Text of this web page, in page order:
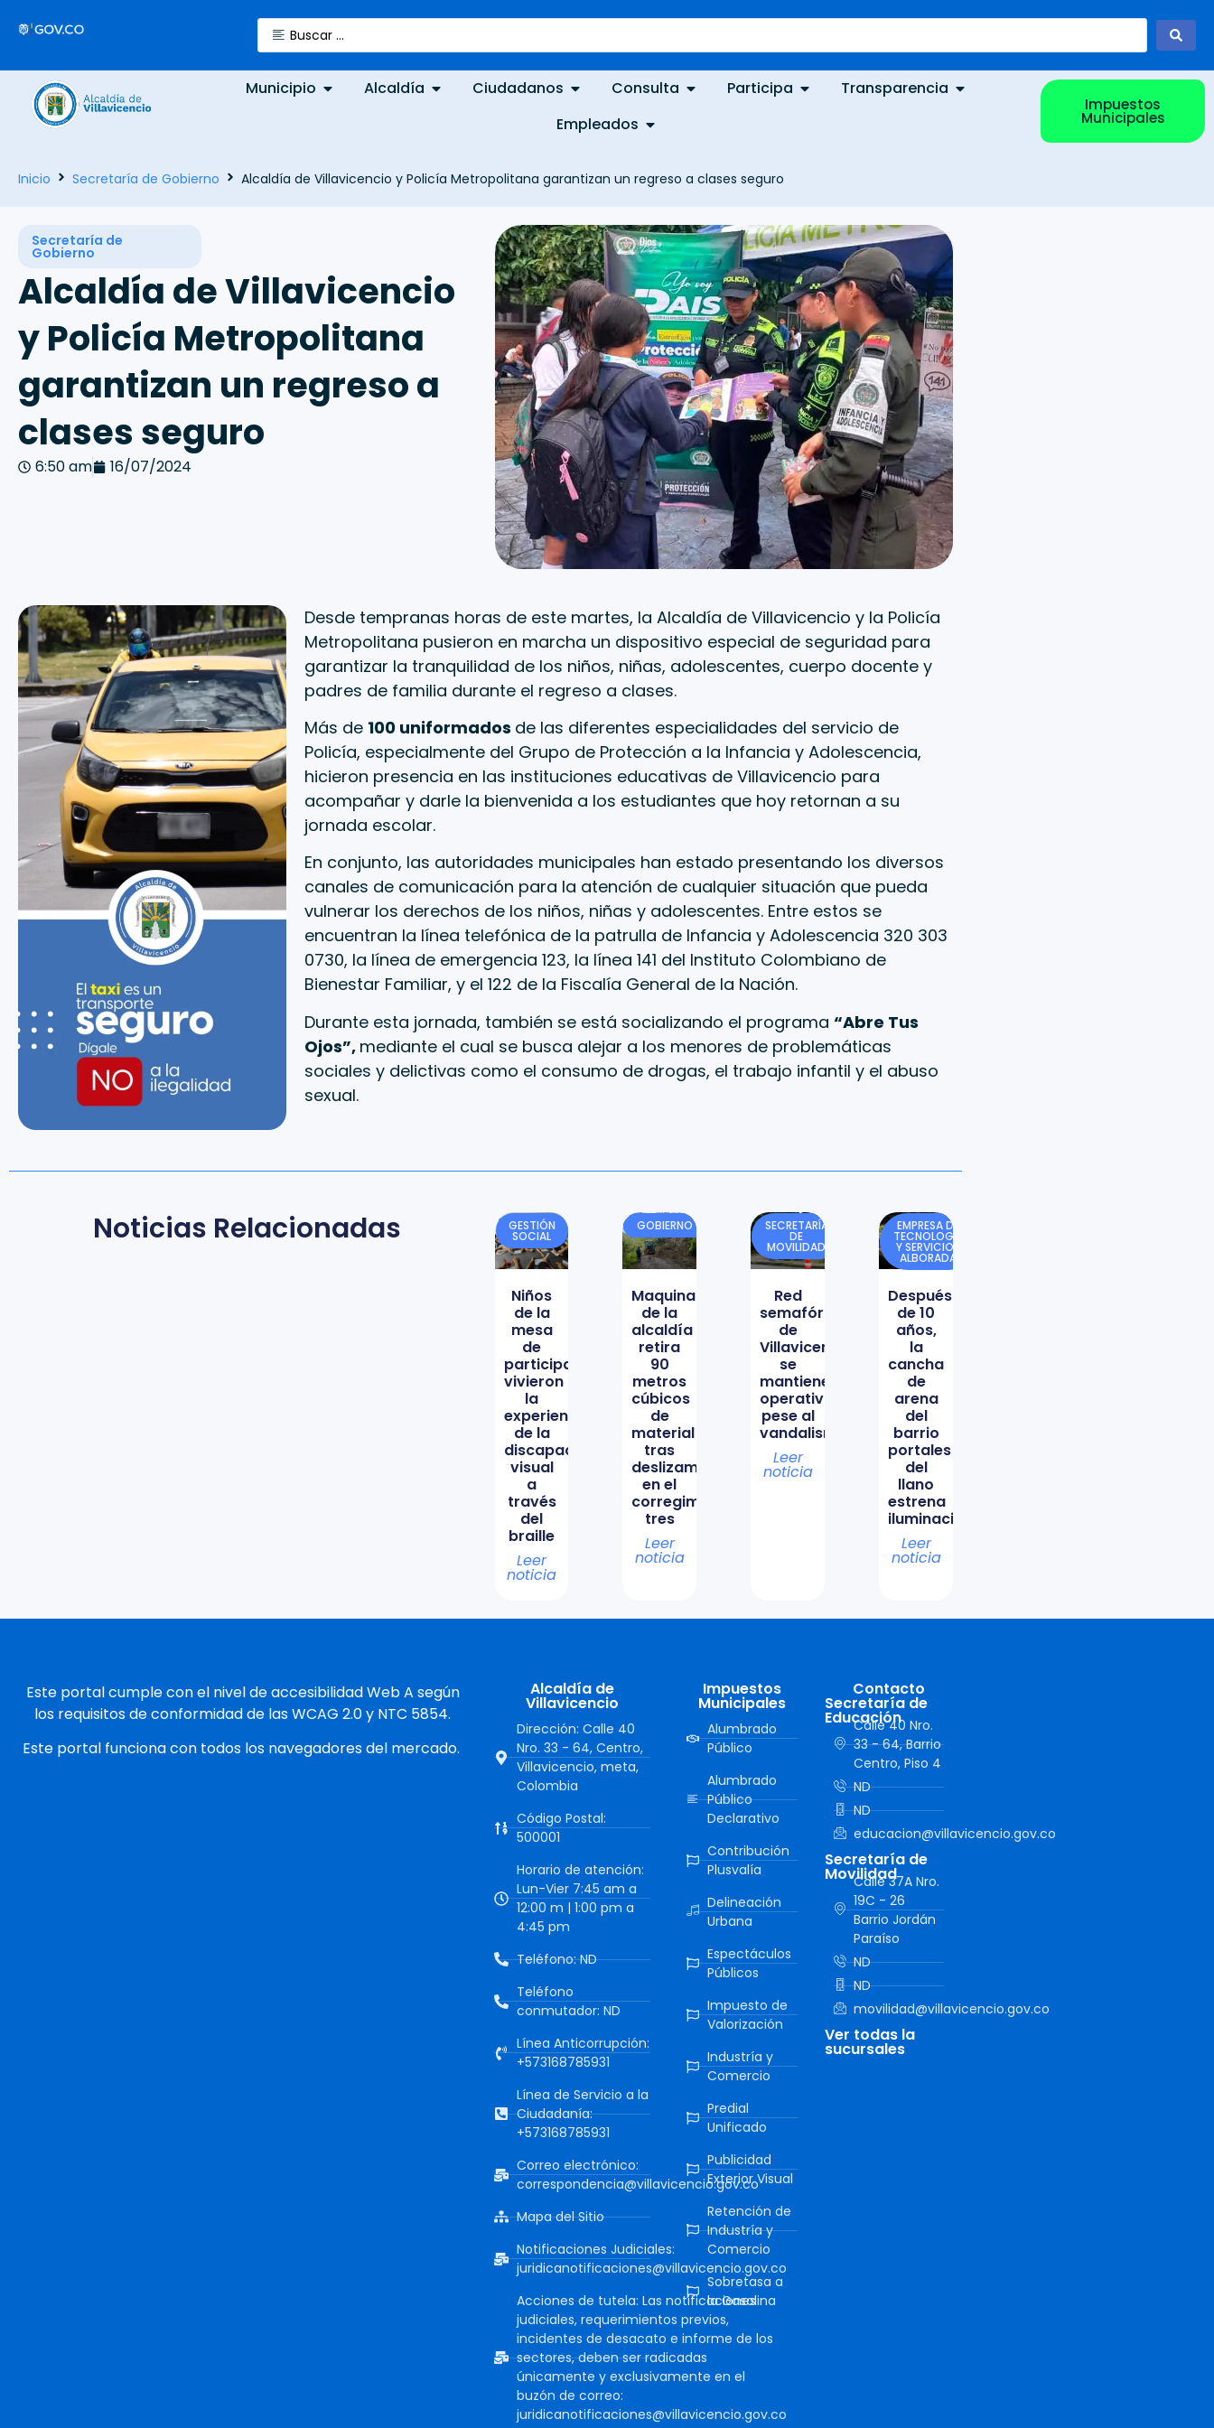
Municipio Alcaldía Ciudadanos Consulta Participa
Transparencia
Empleados
Impuestos
Municipales
Inicio Secretaría de Gobierno Alcaldía de Villavicencio y Policía Metropolitana garantizan un regreso a clases seguro
Secretaría de
Gobierno
Alcaldía de Villavicencio
y Policía Metropolitana
garantizan un regreso a
clases seguro
6:50 am 16/07/2024
Desde tempranas horas de este martes, la Alcaldía de Villavicencio y la Policía
Metropolitana pusieron en marcha un dispositivo especial de seguridad para
garantizar la tranquilidad de los niños, niñas, adolescentes, cuerpo docente y
padres de familia durante el regreso a clases.
Más de 100 uniformados de las diferentes especialidades del servicio de
Policía, especialmente del Grupo de Protección a la Infancia y Adolescencia,
hicieron presencia en las instituciones educativas de Villavicencio para
acompañar y darle la bienvenida a los estudiantes que hoy retornan a su
jornada escolar.
En conjunto, las autoridades municipales han estado presentando los diversos
canales de comunicación para la atención de cualquier situación que pueda
vulnerar los derechos de los niños, niñas y adolescentes. Entre estos se
encuentran la línea telefónica de la patrulla de Infancia y Adolescencia 320 303
0730, la línea de emergencia 123, la línea 141 del Instituto Colombiano de
Bienestar Familiar, y el 122 de la Fiscalía General de la Nación.
Durante esta jornada, también se está socializando el programa “Abre Tus
Ojos”, mediante el cual se busca alejar a los menores de problemáticas
sociales y delictivas como el consumo de drogas, el trabajo infantil y el abuso
sexual.
Noticias Relacionadas GESTIÓN
SOCIAL
Niños
de la
mesa
de
participación
vivieron
la
experiencia
de la
discapacidad
visual
a
través
del
braille
Leer
noticia
GOBIERNO
Maquinaria
de la
alcaldía
retira
90
metros
cúbicos
de
material
tras
deslizamiento
en el
corregimiento
tres
Leer
noticia
SECRETARÍA
DE
MOVILIDAD
Red
semafórica
de
Villavicencio
se
mantiene
operativa
pese al
vandalismo
Leer
noticia
EMPRESA DE
TECNOLOGÍA
Y SERVICIOS
ALBORADA
Después
de 10
años,
la
cancha
de
arena
del
barrio
portales
del
llano
estrena
iluminación
Leer
noticia
Este portal cumple con el nivel de accesibilidad Web A según
los requisitos de conformidad de las WCAG 2.0 y NTC 5854.
Este portal funciona con todos los navegadores del mercado.
Alcaldía de
Villavicencio
Dirección: Calle 40
Nro. 33 - 64, Centro,
Villavicencio, meta,
Colombia
Código Postal:
500001
Horario de atención:
Lun-Vier 7:45 am a
12:00 m | 1:00 pm a
4:45 pm
Teléfono: ND
Teléfono
conmutador: ND
Línea Anticorrupción:
+573168785931
Línea de Servicio a la
Ciudadanía:
+573168785931
Correo electrónico:
correspondencia@villavicencio.gov.co
Mapa del Sitio
Notificaciones Judiciales:
juridicanotificaciones@villavicencio.gov.co
Acciones de tutela: Las notificaciones
judiciales, requerimientos previos,
incidentes de desacato e informe de los
sectores, deben ser radicadas
únicamente y exclusivamente en el
buzón de correo:
juridicanotificaciones@villavicencio.gov.co
Impuestos
Municipales
Alumbrado
Público
Alumbrado
Público
Declarativo
Contribución
Plusvalía
Delineación
Urbana
Espectáculos
Públicos
Impuesto de
Valorización
Industría y
Comercio
Predial
Unificado
Publicidad
Exterior Visual
Retención de
Industría y
Comercio
Sobretasa a
la Gasolina
Contacto
Secretaría de
Educación
Calle 40 Nro.
33 - 64, Barrio
Centro, Piso 4
ND
ND
educacion@villavicencio.gov.co
Secretaría de
Movilidad
Calle 37A Nro.
19C - 26
Barrio Jordán
Paraíso
ND
ND
movilidad@villavicencio.gov.co
Ver todas la
sucursales